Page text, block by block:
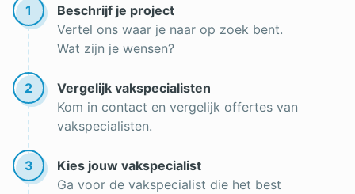
Rolluiken op zonne-energie
Rolluiken in Tilburg
Goedkope rolluiken
Rolluikband vervangen
Rolluiken op maat
Houten rolluiken
1
Beschrijf je project
Vertel ons waar je naar op zoek bent.
Wat zijn je wensen?
2
Vergelijk vakspecialisten
Kom in contact en vergelijk offertes van
vakspecialisten.
3
Kies jouw vakspecialist
Ga voor de vakspecialist die het best